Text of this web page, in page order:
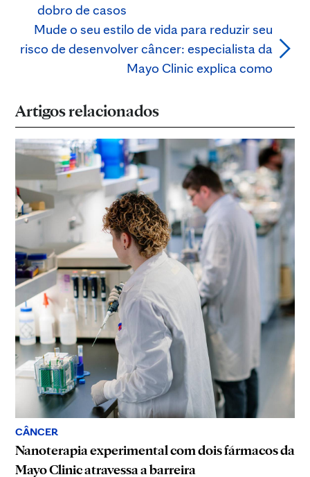
dobro de casos
Mude o seu estilo de vida para reduzir seu
risco de desenvolver câncer: especialista da
Mayo Clinic explica como
Artigos relacionados
CÂNCER
Nanoterapia experimental com dois fármacos da
Mayo Clinic atravessa a barreira